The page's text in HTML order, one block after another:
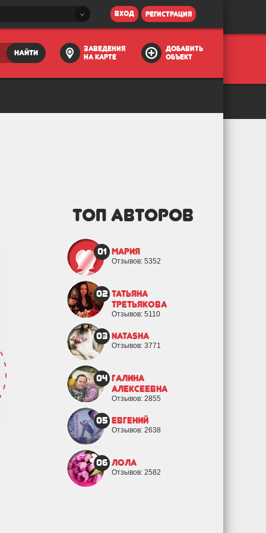
вход регистрация
найти
заведения
на карте
добавить
объект
ТОП АВТОРОВ
01 Мария
Отзывов: 5352
02 Татьяна
Третьякова
Отзывов: 5110
03 natasha
Отзывов: 3771
04 Галина
Алексеевна
Отзывов: 2855
05 евгений
Отзывов: 2638
06 Лола
Отзывов: 2582